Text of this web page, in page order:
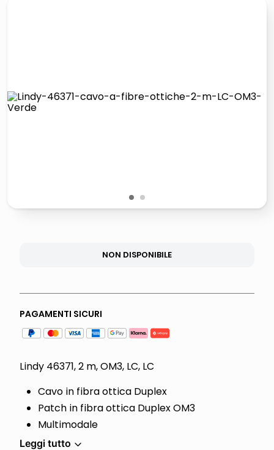
italia independent occhiali sole 0703 thin rotondo sun
pattumiera raccolta differenziata
1 2
NON DISPONIBILE
PAGAMENTI SICURI
Lindy 46371, 2 m, OM3, LC, LC
Cavo in fibra ottica Duplex
Patch in fibra ottica Duplex OM3
Multimodale
Leggi tutto